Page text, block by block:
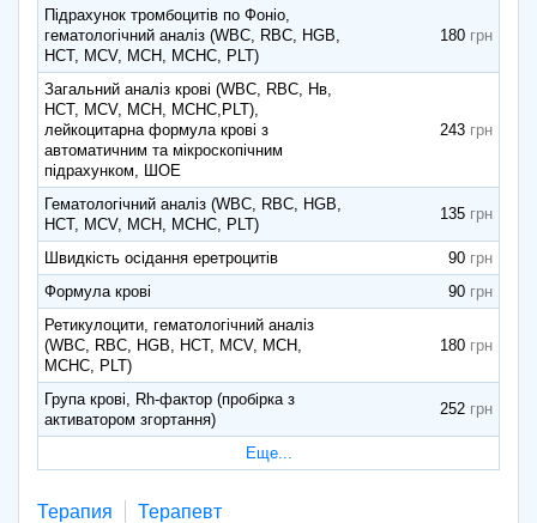
Підрахунок тромбоцитів по Фоніо,
гематологічний аналіз (WBC, RВC, HGB,
HCT, MCV, MCH, MCHC, PLT)
180
Загальний аналіз крові (WBC, RBC, Нв,
HCT, MCV, МСН, МСНС,PLT),
лейкоцитарна формула крові з
автоматичним та мікроскопічним
підрахунком, ШОЕ
243
Гематологічний аналіз (WBC, RВC, HGB,
HCT, MCV, MCH, MCHC, PLT)
135
Швидкість осідання еретроцитів
90
Формула крові
90
Ретикулоцити, гематологічний аналіз
(WBC, RВC, HGB, HCT, MCV, MCH,
MCHC, PLT)
180
Група крові, Rh-фактор (пробірка з
активатором згортання)
252
Еще...
Терапия Терапевт